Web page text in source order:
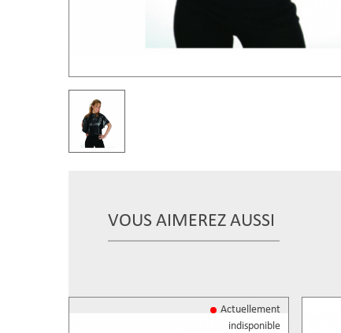
VOUS AIMEREZ AUSSI
Actuellement
indisponible